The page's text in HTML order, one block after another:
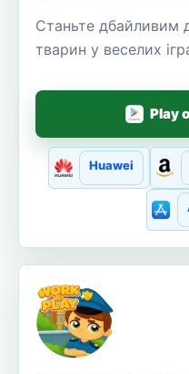
Станьте дбайливим
тварин у веселих
Play
Huawei